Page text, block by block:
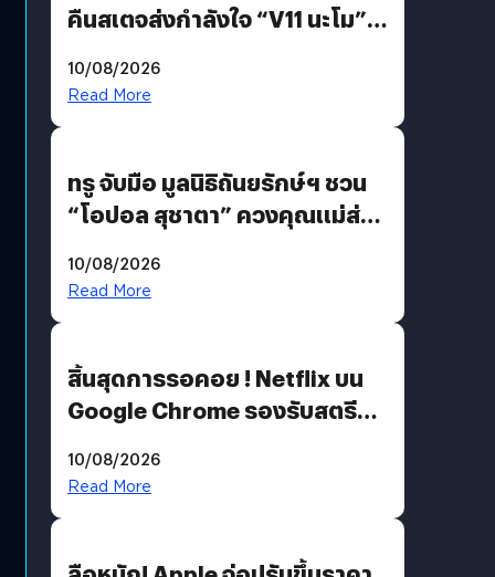
คืนสเตจส่งกำลังใจ “V11 นะโม”
รักแน่นฮอลล์
10/08/2026
Read More
ทรู จับมือ มูลนิธิถันยรักษ์ฯ ชวน
“โอปอล สุชาตา” ควงคุณแม่ส่ง
เติมเต็มความหมายวันแม่ปีนี้
10/08/2026
Read More
สิ้นสุดการรอคอย ! Netflix บน
Google Chrome รองรับสตรีม
เงื่อนไขที่กำหนด
10/08/2026
Read More